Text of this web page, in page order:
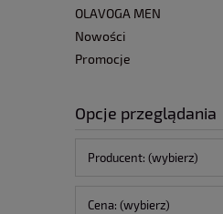
OLAVOGA MEN
Nowości
Promocje
Opcje przeglądania
Producent: (wybierz)
Cena: (wybierz)